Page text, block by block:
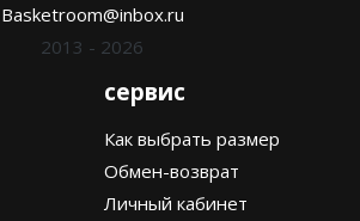
Basketroom@inbox.ru
2013 - 2026
сервис
Как выбрать размер
Обмен-возврат
Личный кабинет